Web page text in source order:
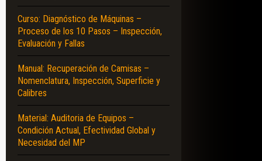
Curso: Diagnóstico de Máquinas –
Proceso de los 10 Pasos – Inspección,
Evaluación y Fallas
Manual: Recuperación de Camisas –
Nomenclatura, Inspección, Superficie y
Calibres
Material: Auditoria de Equipos –
Condición Actual, Efectividad Global y
Necesidad del MP